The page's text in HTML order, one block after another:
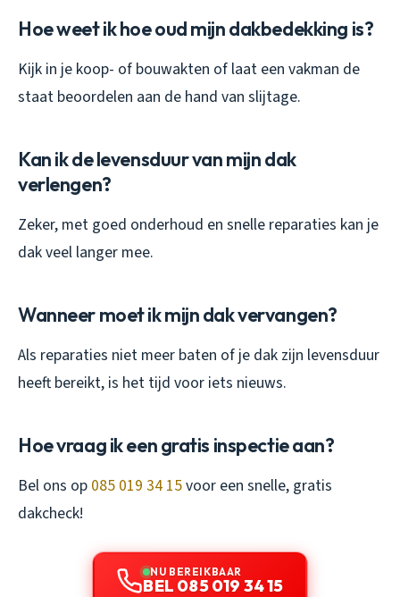
Hoe weet ik hoe oud mijn dakbedekking is?
Kijk in je koop- of bouwakten of laat een vakman de
staat beoordelen aan de hand van slijtage.
Kan ik de levensduur van mijn dak
verlengen?
Zeker, met goed onderhoud en snelle reparaties kan je
dak veel langer mee.
Wanneer moet ik mijn dak vervangen?
Als reparaties niet meer baten of je dak zijn levensduur
heeft bereikt, is het tijd voor iets nieuws.
Hoe vraag ik een gratis inspectie aan?
Bel ons op 085 019 34 15voor een snelle, gratis
dakcheck!
NU BEREIKBAAR
BEL 085 019 34 15